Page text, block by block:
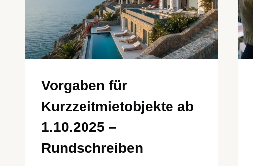
Vorgaben für
Kurzzeitmietobjekte ab
1.10.2025 –
Rundschreiben